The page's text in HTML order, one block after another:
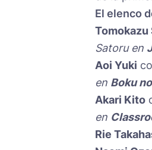
El elenco
Tomokazu
Satoru en
Aoi Yuki
en Boku
Akari Kito
en
Rie